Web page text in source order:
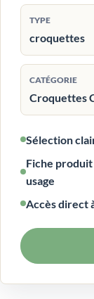
TYPE
croquettes
CATÉGORIE
Croquettes
Sélection
Fiche
usage
Accès direct